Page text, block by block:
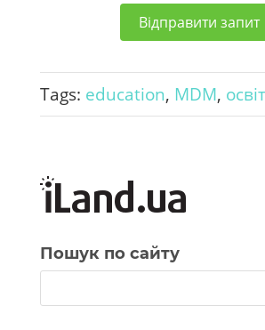
Відправити запит
Tags: education, MDM,
Пошук по сайту